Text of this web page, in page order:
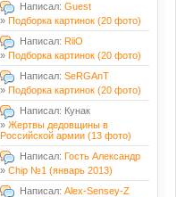
Написал: Guest
» Подборка картинок (20 фото)
Написал: RiiO
» Подборка картинок (20 фото)
Написал: SeRGAnT
» Подборка картинок (20 фото)
Написал: Кунак
» Жертвы дедовщины в
Российской армии (13 фото)
Написал: Гость Александр
» Chip №1 (январь 2013)
Написал: Alex-Sensey-Z